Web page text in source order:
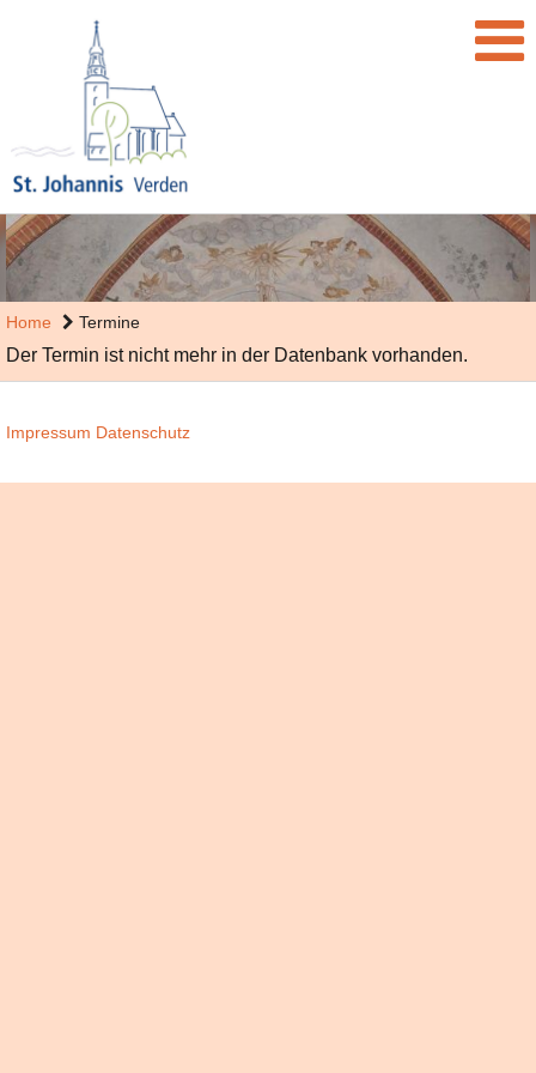
Home Termine
Der Termin ist nicht mehr in der Datenbank vorhanden.
Impressum Datenschutz